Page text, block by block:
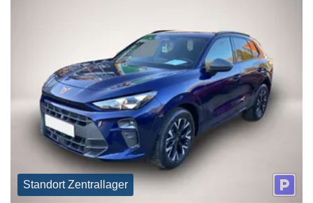
Standort Zentrallager